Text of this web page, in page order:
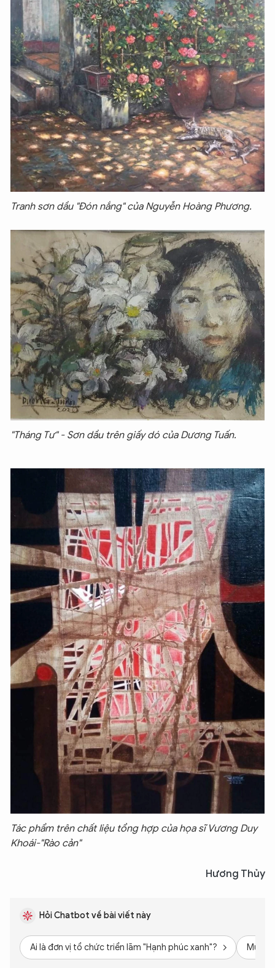
Tranh sơn dầu "Đón nắng" của Nguyễn Hoàng Phương.
"Tháng Tư" - Sơn dầu trên giấy dó của Dương Tuấn.
Tác phẩm trên chất liệu tổng hợp của họa sĩ Vương Duy
Khoái-"Rào cản"
Hương Thủy
Hỏi Chatbot về bài viết này
Ai là đơn vị tổ chức triển lãm "Hạnh phúc xanh"? Mục
XIN CHÀO,